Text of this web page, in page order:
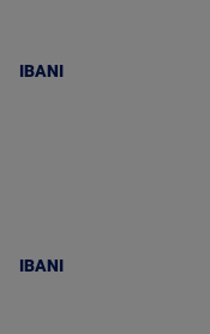
IBANI
IBANI